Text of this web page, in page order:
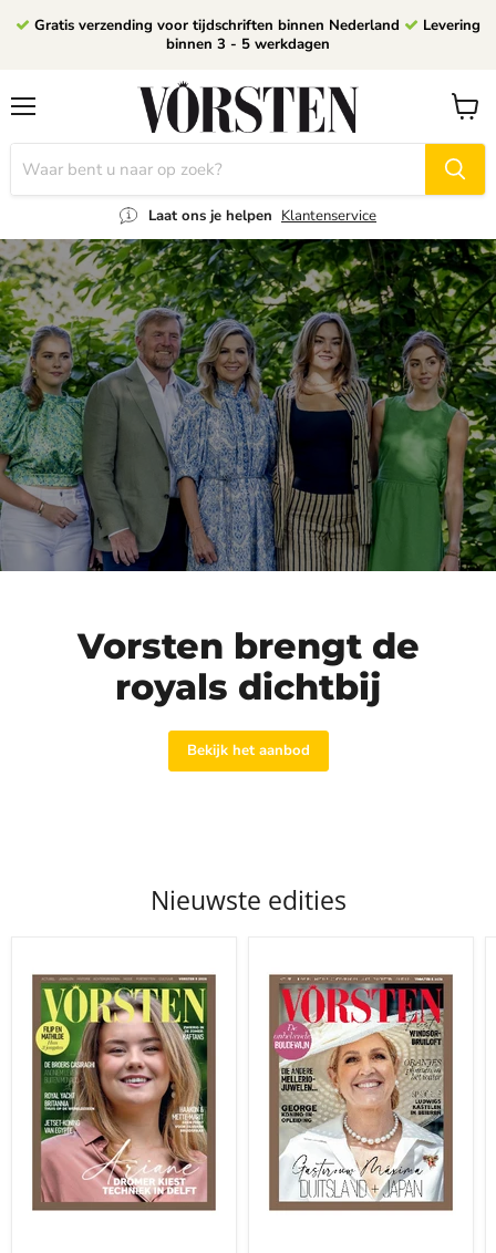
Gratis verzending voor tijdschriften binnen Nederland
Levering
binnen 3 - 5 werkdagen
Laat ons je helpen Klantenservice
Vorsten brengt de
royals dichtbij
Bekijk het aanbod
Nieuwste edities